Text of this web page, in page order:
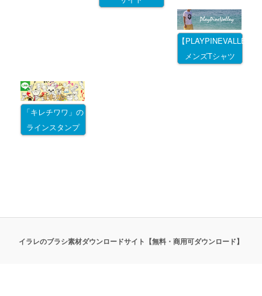
【PLAYPINEVALLEY
メンズTシャツ
「キレチワワ」の
ラインスタンプ
イラレのブラシ素材ダウンロードサイト【無料・商用可ダウンロード】